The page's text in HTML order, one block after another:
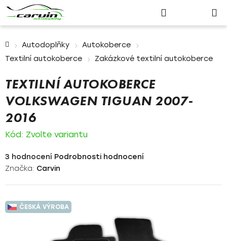
Přihlášení
košík
Autodoplňky
Autokoberce
Textilní autokoberce
Zakázkové textilní autokoberce
TEXTILNÍ AUTOKOBERCE
VOLKSWAGEN TIGUAN 2007-
2016
Kód: Zvolte variantu
Průměrné
hodnocení
5,0
z
3 hodnocení Podrobnosti hodnocení
Značka: Carvin
ČESKÁ VÝROBA